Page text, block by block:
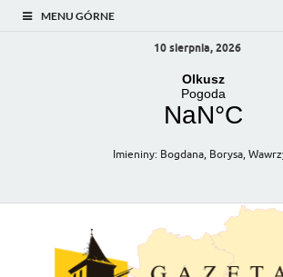
MENU GÓRNE
10 sierpnia, 2026
Imieniny: Bogdana, Borysa,